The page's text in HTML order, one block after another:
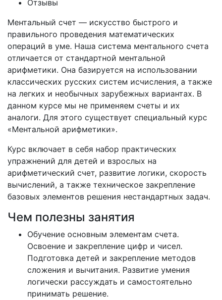
Отзывы
Ментальный счет — искусство быстрого и
правильного проведения математических
операций в уме. Наша система ментального счета
отличается от стандартной ментальной
арифметики. Она базируется на использовании
классических русских систем исчисления, а также
на легких и необычных зарубежных вариантах. В
данном курсе мы не применяем счеты и их
аналоги. Для этого существует специальный курс
«Ментальной арифметики».
Курс включает в себя набор практических
упражнений для детей и взрослых на
арифметический счет, развитие логики, скорость
вычислений, а также техническое закрепление
базовых элементов решения нестандартных задач.
Чем полезны занятия
Обучение основным элементам счета.
Освоение и закрепление цифр и чисел.
Подготовка детей и закрепление методов
сложения и вычитания. Развитие умения
логически рассуждать и самостоятельно
принимать решение.